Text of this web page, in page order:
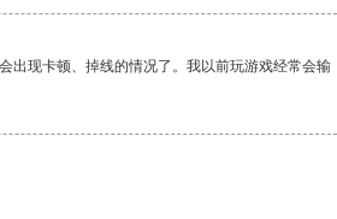
现卡顿、掉线的情况了。我以前玩游戏经常会输